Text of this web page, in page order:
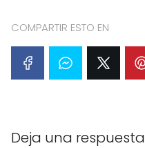
COMPARTIR ESTO EN
Deja una respuesta